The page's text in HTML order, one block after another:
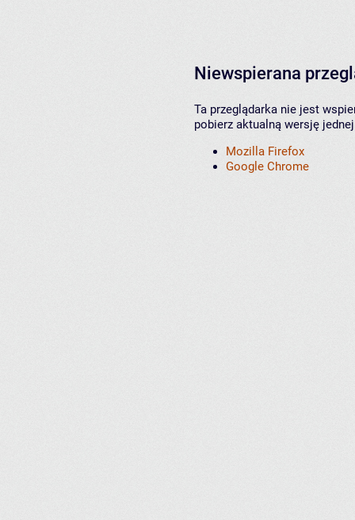
Niewspierana
Ta przeglądarka nie jest
pobierz aktualną wersję
Mozilla Firefox
Google Chrome